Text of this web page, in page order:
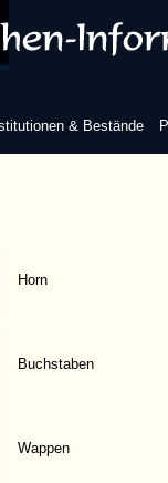
& Bestände
Krone
Horn
Buchstaben
Wappen